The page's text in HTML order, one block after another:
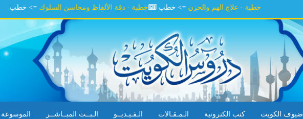
خطبة خطبة - دقة الألفاظ ومحاسن السلوك=> خطب خطبة - علاج الهم والحزن=> خطب
ضيوف الكويت كتب الكترونية الـمـقـالات الـفـيـديــو الـبــث المبــاشــر الموسوعة